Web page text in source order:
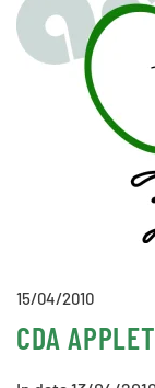
15/04/2010
CDA